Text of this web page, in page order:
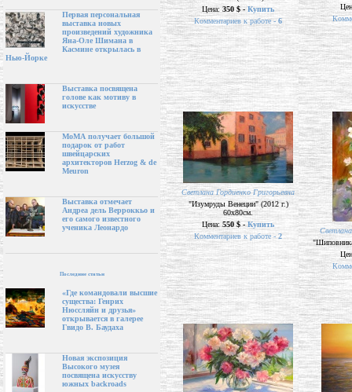
Первая персональная
выставка новых
произведений художника
Яна-Оле Шимана в
Касмине открылась в
Нью-Йорке
Выставка посвящена
голове как мотиву в
искусстве
МоМА получает большой
подарок от работ
швейцарских
архитекторов Herzog & de
Meuron
Выставка отмечает
Андреа дель Верроккьо и
его самого известного
ученика Леонардо
Последние статьи
«Где командовали высшие
существа: Генрих
Нюссляйн и друзья»
открывается в галерее
Гвидо В. Баудаха
Новая экспозиция
Высокого музея
посвящена искусству
южных backroads
Цена: 350 $ - Купить
Комментариев к работе - 6
Cветлана Гордиенко Григорьевна
"Изумруды Венеции" (2012 г.)
60х80см.
Цена:550 $ - Купить
Комментариев к работе -2